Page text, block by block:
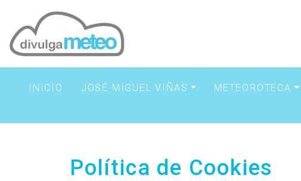
INICIO JOSÉ MIGUEL VIÑAS METEOROTECA
Política de Cookies